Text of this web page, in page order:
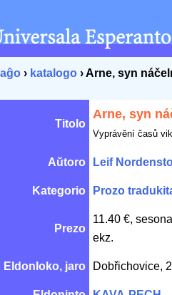
› katalogo › Arne, syn
Titolo
Arne, syn
Vyprávĕní časů
Aŭtoro Leif
Kategorio Prozo
Prezo
11.40 €,
ekz.
Eldonloko, jaro Dobřichovice,